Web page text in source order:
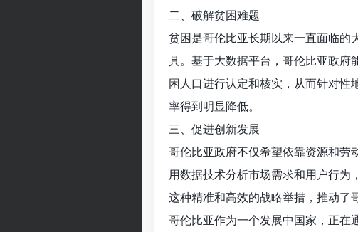
二、破解贫困难题
贫困是哥伦比亚长期以来一直面临的
具。基于大数据平台，哥伦比亚政府
困人口进行认定和核实，从而针对性
率得到明显降低。
三、促进创新发展
哥伦比亚政府不仅希望依靠资源和劳
用数据技术分析市场需求和用户行为
这种精准和高效的战略举措，推动了
哥伦比亚作为一个发展中国家，正在